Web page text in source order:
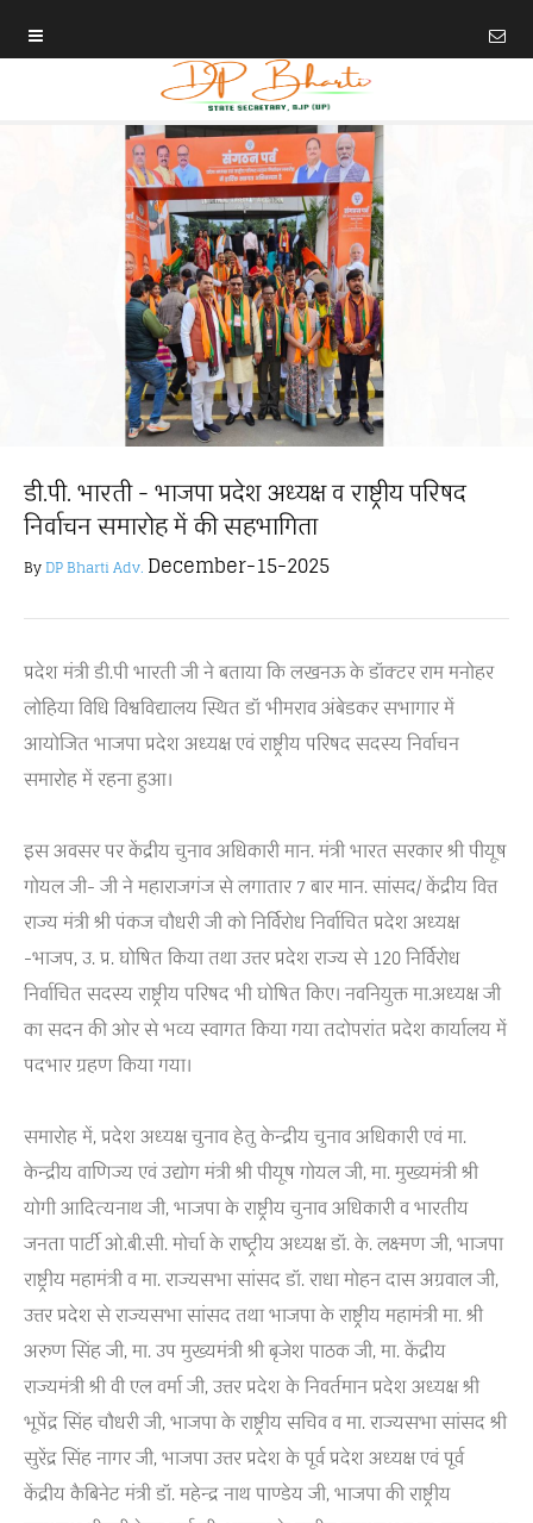
डी.पी. भारती - भाजपा प्रदेश अध्यक्ष व राष्ट्रीय परिषद
निर्वाचन समारोह में की सहभागिता
ByDP Bharti Adv. December-15-2025
प्रदेश मंत्री डी.पी भारती जी ने बताया कि लखनऊ के डॉक्टर राम मनोहर
लोहिया विधि विश्वविद्यालय स्थित डॉ भीमराव अंबेडकर सभागार में
आयोजित भाजपा प्रदेश अध्यक्ष एवं राष्ट्रीय परिषद सदस्य निर्वाचन
समारोह में रहना हुआ।
इस अवसर पर केंद्रीय चुनाव अधिकारी मान. मंत्री भारत सरकार श्री पीयूष
गोयल जी- जी ने महाराजगंज से लगातार 7 बार मान. सांसद/ केंद्रीय वित्त
राज्य मंत्री श्री पंकज चौधरी जी को निर्विरोध निर्वाचित प्रदेश अध्यक्ष
-भाजप, उ. प्र. घोषित किया तथा उत्तर प्रदेश राज्य से 120 निर्विरोध
निर्वाचित सदस्य राष्ट्रीय परिषद भी घोषित किए। नवनियुक्त मा.अध्यक्ष जी
का सदन की ओर से भव्य स्वागत किया गया तदोपरांत प्रदेश कार्यालय में
पदभार ग्रहण किया गया।
समारोह में, प्रदेश अध्यक्ष चुनाव हेतु केन्द्रीय चुनाव अधिकारी एवं मा.
केन्द्रीय वाणिज्य एवं उद्योग मंत्री श्री पीयूष गोयल जी, मा. मुख्यमंत्री श्री
योगी आदित्यनाथ जी, भाजपा के राष्ट्रीय चुनाव अधिकारी व भारतीय
जनता पार्टी ओ.बी.सी. मोर्चा के राष्‍ट्रीय अध्‍यक्ष डॉ. के. लक्ष्‍मण जी, भाजपा
राष्ट्रीय महामंत्री व मा. राज्यसभा सांसद डॉ. राधा मोहन दास अग्रवाल जी,
उत्तर प्रदेश से राज्यसभा सांसद तथा भाजपा के राष्ट्रीय महामंत्री मा. श्री
अरुण सिंह जी, मा. उप मुख्यमंत्री श्री बृजेश पाठक जी, मा. केंद्रीय
राज्यमंत्री श्री वी एल वर्मा जी, उत्तर प्रदेश के निवर्तमान प्रदेश अध्यक्ष श्री
भूपेंद्र सिंह चौधरी जी, भाजपा के राष्ट्रीय सचिव व मा. राज्यसभा सांसद श्री
सुरेंद्र सिंह नागर जी, भाजपा उत्तर प्रदेश के पूर्व प्रदेश अध्यक्ष एवं पूर्व
केंद्रीय कैबिनेट मंत्री डॉ. महेन्द्र नाथ पाण्डेय जी, भाजपा की राष्ट्रीय